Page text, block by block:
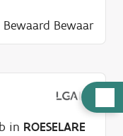
u
Bewaard Bewaar
in ROESELARE